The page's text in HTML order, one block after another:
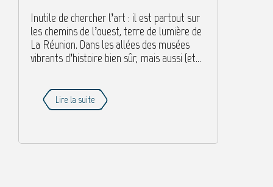
Inutile de chercher l’art : il est partout sur
les chemins de l’ouest, terre de lumière de
La Réunion. Dans les allées des musées
vibrants d’histoire bien sûr, mais aussi (et...
Lire la suite